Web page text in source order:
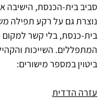
סביב בית-הכנסת, הישיבה
נוצרת גם על רקע תפילה
בית-כנסת, בלי קשר למקום
המתפללים. השייכות
ביטוין במספר מישורים:
עזרה הדדית